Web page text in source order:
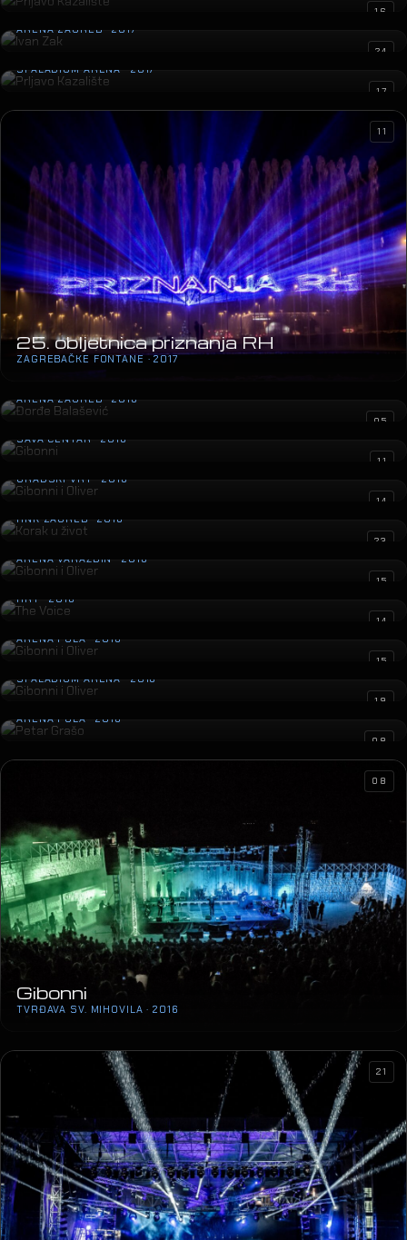
16
Ivan Zak
ARENA ZAGREB · 2017
24
Prljavo Kazalište
SPALADIUM ARENA · 2017
17
25. obljetnica priznanja RH
ZAGREBAČKE FONTANE · 2017
11
ARENA ZAGREB · 2016
05
Gibonni
SAVA CENTAR · 2016
11
Gibonni i Oliver
GRADSKI VRT · 2016
14
Korak u život
HNK ZAGREB · 2016
23
Gibonni i Oliver
ARENA VARAŽDIN · 2016
15
The Voice
HRT · 2016
14
Gibonni i Oliver
ARENA PULA · 2016
15
Gibonni i Oliver
SPALADIUM ARENA · 2016
19
Petar Grašo
ARENA PULA · 2016
08
Gibonni
TVRĐAVA SV. MIHOVILA · 2016
08
21